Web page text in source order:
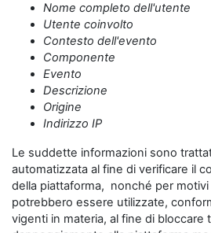
Nome completo dell'utente
Utente coinvolto
Contesto dell'evento
Componente
Evento
Descrizione
Origine
Indirizzo IP
Le suddette informazioni sono
automatizzata al fine di verificare il
della piattaforma, nonché per
potrebbero essere utilizzate,
vigenti in materia, al fine di bloccare